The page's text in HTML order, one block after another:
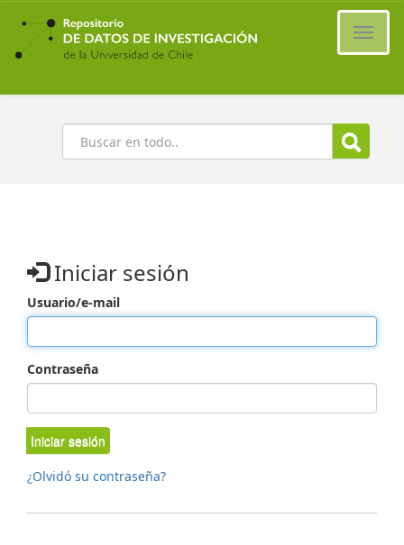
Ir
contenido
principal
Buscar
Iniciar sesión
Usuario/e-mail
Contraseña
Iniciar sesión
¿Olvidó su contraseña?